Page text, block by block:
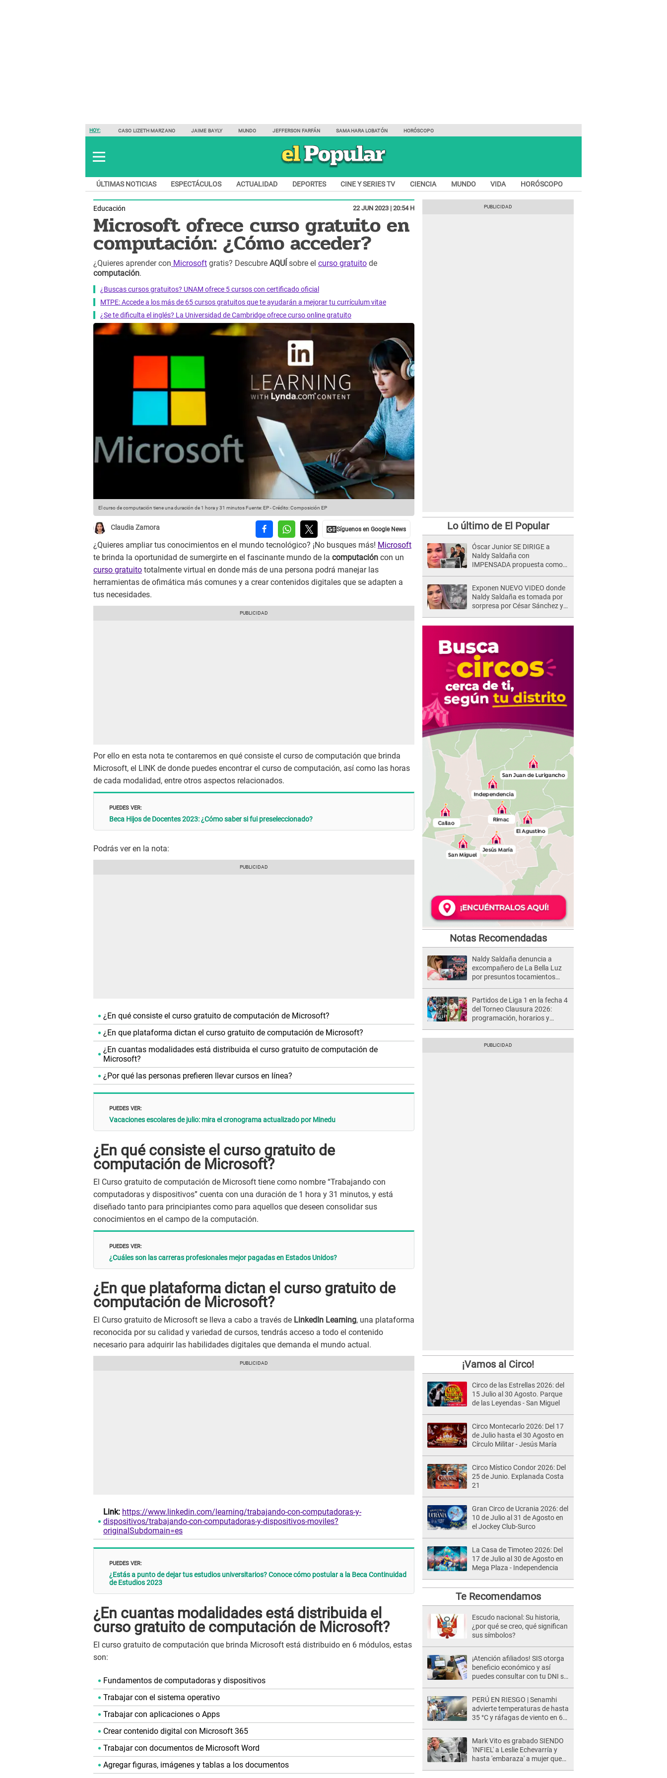
HOY: CASO LIZETH MARZANO JAIME BAYLY MUNDO JEFFERSON FARFÁN SAMAHARA LOBATÓN HORÓSCOPO
ÚLTIMAS NOTICIAS ESPECTÁCULOS ACTUALIDAD DEPORTES CINE Y SERIES TV CIENCIA MUNDO VIDA HORÓSCOPO
Educación 22 JUN 2023 | 20:54 H
Microsoft ofrece curso gratuito en
computación: ¿Cómo acceder?
¿Quieres aprender con Microsoft gratis? Descubre AQUÍ sobre el curso gratuito de
computación.
¿Buscas cursos gratuitos? UNAM ofrece 5 cursos con certificado oficial
MTPE: Accede a los más de 65 cursos gratuitos que te ayudarán a mejorar tu currículum vitae
¿Se te dificulta el inglés? La Universidad de Cambridge ofrece curso online gratuito
El curso de computación tiene una duración de 1 hora y 31 minutos Fuente: EP-Crédito: Composición EP
Claudia Zamora
¿Quieres ampliar tus conocimientos en el mundo tecnológico? ¡No busques más! Microsoft
te brinda la oportunidad de sumergirte en el fascinante mundo de la computación con un
curso gratuito totalmente virtual en donde más de una persona podrá manejar las
herramientas de ofimática más comunes y a crear contenidos digitales que se adapten a
tus necesidades.
Por ello en esta nota te contaremos en qué consiste el curso de computación que brinda
Microsoft, el LINK de donde puedes encontrar el curso de computación, así como las horas
de cada modalidad, entre otros aspectos relacionados.
PUEDES VER:
Beca Hijos de Docentes 2023: ¿Cómo saber si fui preseleccionado?
Podrás ver en la nota:
¿En qué consiste el curso gratuito de computación de Microsoft?
¿En que plataforma dictan el curso gratuito de computación de Microsoft?
¿En cuantas modalidades está distribuida el curso gratuito de computación de
Microsoft?
¿Por qué las personas prefieren llevar cursos en línea?
PUEDES VER:
Vacaciones escolares de julio: mira el cronograma actualizado por Minedu
¿En qué consiste el curso gratuito de
computación de Microsoft?
El Curso gratuito de computación de Microsoft tiene como nombre “Trabajando con
computadoras y dispositivos” cuenta con una duración de 1 hora y 31 minutos, y está
diseñado tanto para principiantes como para aquellos que deseen consolidar sus
conocimientos en el campo de la computación.
PUEDES VER:
¿Cuáles son las carreras profesionales mejor pagadas en Estados Unidos?
¿En que plataforma dictan el curso gratuito de
computación de Microsoft?
El Curso gratuito de Microsoft se lleva a cabo a través de LinkedIn Learning, una plataforma
reconocida por su calidad y variedad de cursos, tendrás acceso a todo el contenido
necesario para adquirir las habilidades digitales que demanda el mundo actual.
Link: https://www.linkedin.com/learning/trabajando-con-computadoras-y-
dispositivos/trabajando-con-computadoras-y-dispositivos-moviles?
originalSubdomain=es
PUEDES VER:
¿Estás a punto de dejar tus estudios universitarios? Conoce cómo postular a la Beca Continuidad
de Estudios 2023
¿En cuantas modalidades está distribuida el
curso gratuito de computación de Microsoft?
El curso gratuito de computación que brinda Microsoft está distribuido en 6 módulos, estas
son:
Fundamentos de computadoras y dispositivos
Trabajar con el sistema operativo
Trabajar con aplicaciones o Apps
Crear contenido digital con Microsoft 365
Trabajar con documentos de Microsoft Word
Agregar figuras, imágenes y tablas a los documentos
Lo último de El Popular
Óscar Junior SE DIRIGE a
Naldy Saldaña con
IMPENSADA propuesta como
Exponen NUEVO VIDEO donde
Naldy Saldaña es tomada por
sorpresa por César Sánchez y
Notas Recomendadas
Naldy Saldaña denuncia a
excompañero de La Bella Luz
por presuntos tocamientos
Partidos de Liga 1 en la fecha 4
del Torneo Clausura 2026:
programación, horarios y
¡Vamos al Circo!
Circo de las Estrellas 2026: del
15 Julio al 30 Agosto. Parque
de las Leyendas - San Miguel
Circo Montecarlo 2026: Del 17
de Julio hasta el 30 Agosto en
Círculo Militar - Jesús María
Circo Místico Condor 2026: Del
25 de Junio. Explanada Costa
21
Gran Circo de Ucrania 2026: del
10 de Julio al 31 de Agosto en
el Jockey Club-Surco
La Casa de Timoteo 2026: Del
17 de Julio al 30 de Agosto en
Mega Plaza - Independencia
Te Recomendamos
Escudo nacional: Su historia,
¿por qué se creo, qué significan
sus símbolos?
¡Atención afiliados! SIS otorga
beneficio económico y así
puedes consultar con tu DNI si
PERÚ EN RIESGO | Senamhi
advierte temperaturas de hasta
35 °C y ráfagas de viento en 6
Mark Vito es grabado SIENDO
'INFIEL' a Leslie Echevarría y
hasta 'embaraza' a mujer que